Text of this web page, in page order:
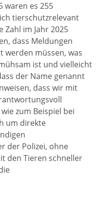
waren es 255
tierschutzrelevant
Zahl im Jahr 2025
dass Meldungen
werden müssen, was
ist und vielleicht
der Name genannt
dass wir mit
zum Beispiel bei
um direkte
der Polizei, ohne
den Tieren schneller